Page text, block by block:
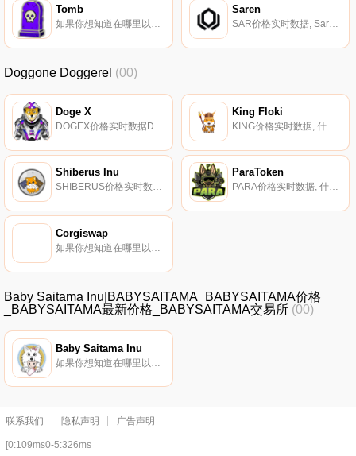
Tomb
如果你想知道在哪里以当前价格购买Tomb,目前交易{Tomb]股票的顶级加密货币交易所是BKEX、SpookySwap、Equalizer、Beethoven X（Fantom）和Tombswap。您可以在我们的加密货币交易所页面上找到其他列表.
Saren
SAR价格实时数据, Saren（SAR）（https://saren.io/）是去中心化加密货币跟踪应用程序Cerberus的治理代币（https://cerberus.saren.io/）.
Doggone Doggerel (00)
Doge X King Floki
Shiberus Inu
SHIBERUS价格实时数据, Shiberus Inu是一种社区驱动的、完全去中心化的加密货币,由所有因纽特人的集体努力共同推动。Shiberus Inu的传说是作为社区对金融体系的回应而创造的,它坚定地致力于赋予人民权力并帮助那些需要帮助的人.
ParaToken
PARA价格实时数据, 什么是ParaToken（PARA）？PARA是一种去中心化的erc-20原生实用代币,将用于：*所需的DAG桥接访问代币*所需启动平台访问和费用代币*NFT市场高级访问所需代币有多少PARA代币在流通？PARA于2022年1月27日推出主网.
Corgiswap
如果你想知道在哪里以当前价格购买Corgiswap,目前交易{Corgiswap]股票的顶级加密货币交易所是CoinTiger和PancakeSwap（V2）。您可以在我们的加密货币交易所页面上找到其他列表.
Baby Saitama Inu|BABYSAITAMA_BABYSAITAMA价格
_BABYSAITAMA最新价格_BABYSAITAMA交易所 (00)
Baby Saitama Inu
联系我们 隐私声明 广告声明
[0:109ms0-5:326ms